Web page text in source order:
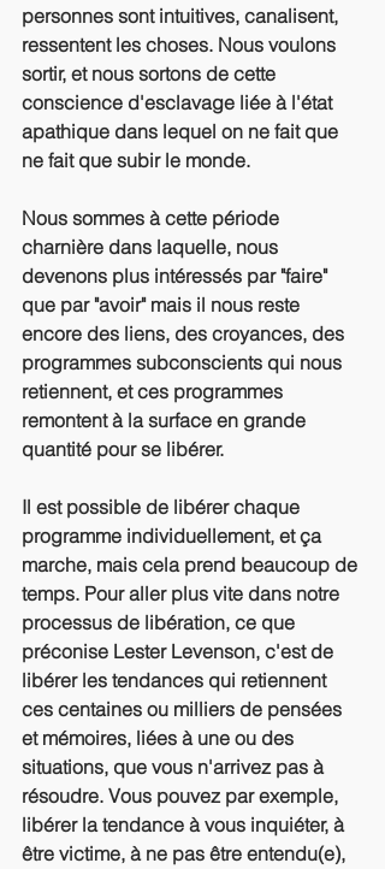
personnes sont intuitives, canalisent,
ressentent les choses. Nous voulons
sortir, et nous sortons de cette
conscience d'esclavage liée à l'état
apathique dans lequel on ne fait que
ne fait que subir le monde.
Nous sommes à cette période
charnière dans laquelle, nous
devenons plus intéressés par "faire"
que par "avoir" mais il nous reste
encore des liens, des croyances, des
programmes subconscients qui nous
retiennent, et ces programmes
remontent à la surface en grande
quantité pour se libérer.
Il est possible de libérer chaque
programme individuellement, et ça
marche, mais cela prend beaucoup de
temps. Pour aller plus vite dans notre
processus de libération, ce que
préconise Lester Levenson, c'est de
libérer les tendances qui retiennent
ces centaines ou milliers de pensées
et mémoires, liées à une ou des
situations, que vous n'arrivez pas à
résoudre. Vous pouvez par exemple,
libérer la tendance à vous inquiéter, à
être victime, à ne pas être entendu(e),